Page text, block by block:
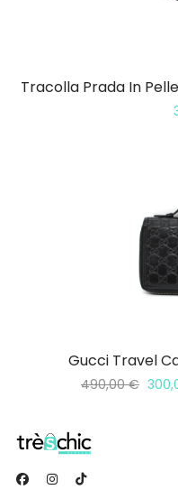
Tracolla Prada In
Gucci Travel
490,00€